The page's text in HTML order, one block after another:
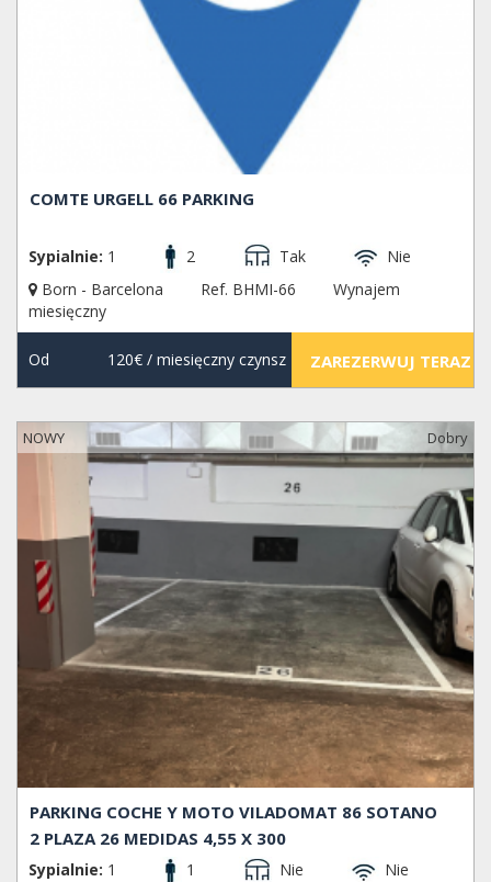
COMTE URGELL 66 PARKING
Sypialnie: 1 2 Tak
Nie
Born - Barcelona
Ref. BHMI-66
Wynajem
miesięczny
Od 120€/ miesięczny czynsz ZAREZERWUJ TERAZ
NOWY Dobry
PARKING COCHE Y MOTO VILADOMAT 86 SOTANO
2 PLAZA 26 MEDIDAS 4,55 X 300
Sypialnie: 1 1 Nie
Nie